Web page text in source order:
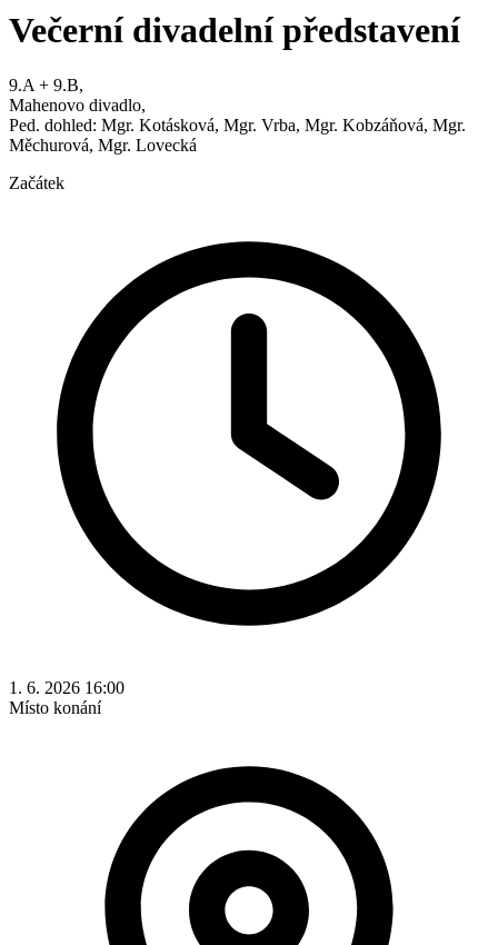
Večerní divadelní představení
9.A + 9.B,
Mahenovo divadlo,
Ped. dohled: Mgr. Kotásková, Mgr. Vrba, Mgr. Kobzáňová, Mgr.
Měchurová, Mgr. Lovecká
Začátek
1. 6. 2026 16:00
Místo konání